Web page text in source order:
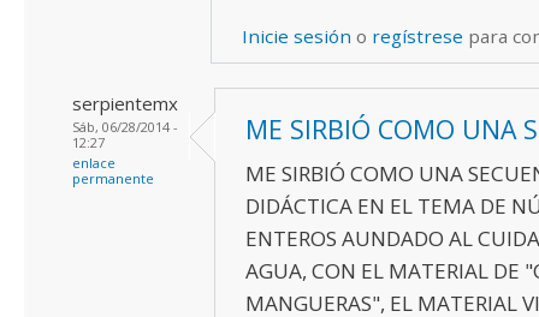
Inicie sesión o regístrese para
serpientemx
Sáb, 06/28/2014 -
12:27
enlace
permanente
ME SIRBIÓ COMO UNA
ME SIRBIÓ COMO UNA
DIDÁCTICA EN EL TEMA DE
ENTEROS AUNDADO AL
AGUA, CON EL MATERIAL DE
MANGUERAS", EL MATERIAL